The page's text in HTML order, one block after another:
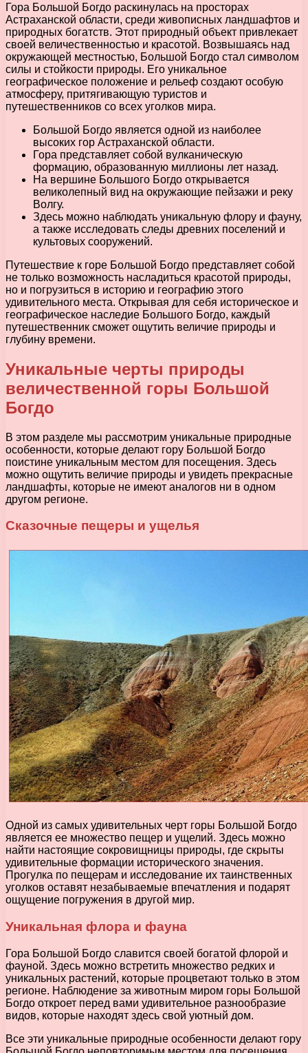
Гора Большой Богдо раскинулась на просторах
Астраханской области, среди живописных ландшафтов и
природных богатств. Этот природный объект привлекает
своей величественностью и красотой. Возвышаясь над
окружающей местностью, Большой Богдо стал символом
силы и стойкости природы. Его уникальное
географическое положение и рельеф создают особую
атмосферу, притягивающую туристов и
путешественников со всех уголков мира.
Большой Богдо является одной из наиболее
высоких гор Астраханской области.
Гора представляет собой вулканическую
формацию, образованную миллионы лет назад.
На вершине Большого Богдо открывается
великолепный вид на окружающие пейзажи и реку
Волгу.
Здесь можно наблюдать уникальную флору и фауну,
а также исследовать следы древних поселений и
культовых сооружений.
Путешествие к горе Большой Богдо представляет собой
не только возможность насладиться красотой природы,
но и погрузиться в историю и географию этого
удивительного места. Открывая для себя историческое и
географическое наследие Большого Богдо, каждый
путешественник сможет ощутить величие природы и
глубину времени.
Уникальные черты природы
величественной горы Большой
Богдо
В этом разделе мы рассмотрим уникальные природные
особенности, которые делают гору Большой Богдо
поистине уникальным местом для посещения. Здесь
можно ощутить величие природы и увидеть прекрасные
ландшафты, которые не имеют аналогов ни в одном
другом регионе.
Сказочные пещеры и ущелья
Одной из самых удивительных черт горы Большой Богдо
является ее множество пещер и ущелий. Здесь можно
найти настоящие сокровищницы природы, где скрыты
удивительные формации исторического значения.
Прогулка по пещерам и исследование их таинственных
уголков оставят незабываемые впечатления и подарят
ощущение погружения в другой мир.
Уникальная флора и фауна
Гора Большой Богдо славится своей богатой флорой и
фауной. Здесь можно встретить множество редких и
уникальных растений, которые процветают только в этом
регионе. Наблюдение за животным миром горы Большой
Богдо откроет перед вами удивительное разнообразие
видов, которые находят здесь свой уютный дом.
Все эти уникальные природные особенности делают гору